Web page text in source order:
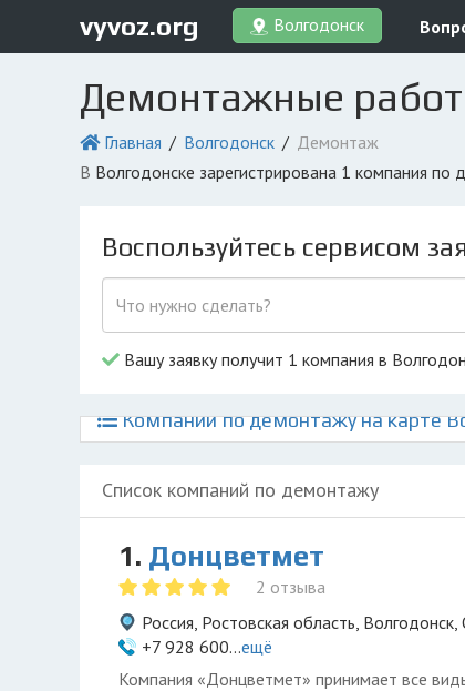
vyvoz.org Волгодонск
Демонтажные
Главная Волгодонск
Демонтаж
в Волгодонске зарегистрирована 1 компания
Воспользуйтесь сервисом
Вашу заявку получит 1 компания в
Компании по демонтажу на карте
Список компаний по демонтажу
1. Донцветмет
2 отзыва
Россия, Ростовская область,
+7 928 600...ещё
Компания «Донцветмет» принимает все